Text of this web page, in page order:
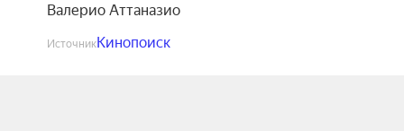
Валерио Аттаназио
ИсточникКинопоиск